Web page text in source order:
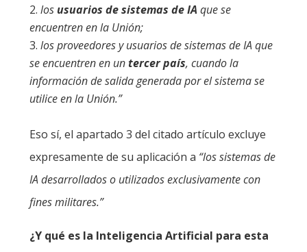
los usuarios de sistemas de IA que se
encuentren en la Unión;
los proveedores y usuarios de sistemas de IA que
se encuentren en untercer país, cuando la
información de salida generada por el sistema se
utilice en la Unión.”
Eso sí, el apartado 3 del citado artículo excluye
expresamente de su aplicación a “los sistemas de
IA desarrollados o utilizados exclusivamente con
fines militares.”
¿Y qué es la Inteligencia Artificial para esta